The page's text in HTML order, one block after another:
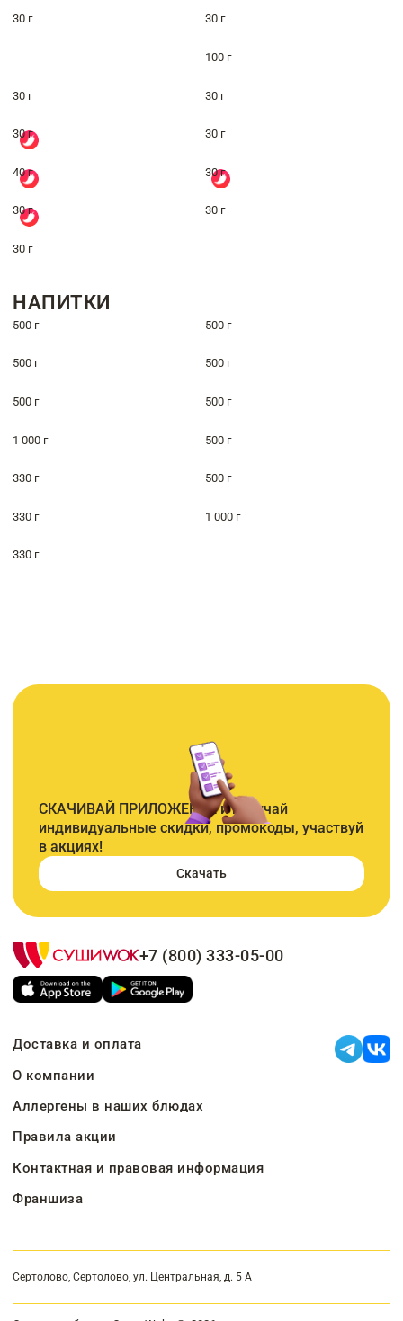
30 г 30 г
100 г
30 г 30 г
30 г 30 г
40 г 30 г
30 г 30 г
30 г
НАПИТКИ
500 г 500 г
500 г 500 г
500 г 500 г
1 000 г 500 г
330 г 500 г
330 г 1 000 г
330 г
СКАЧИВАЙ ПРИЛОЖЕНИЕ и получай
индивидуальные скидки, промокоды, участвуй
в акциях!
Скачать
+7 (800) 333-05-00
Доставка и оплата
О компании
Аллергены в наших блюдах
Правила акции
Контактная и правовая информация
Франшиза
Сертолово, Сертолово, ул. Центральная, д. 5 А